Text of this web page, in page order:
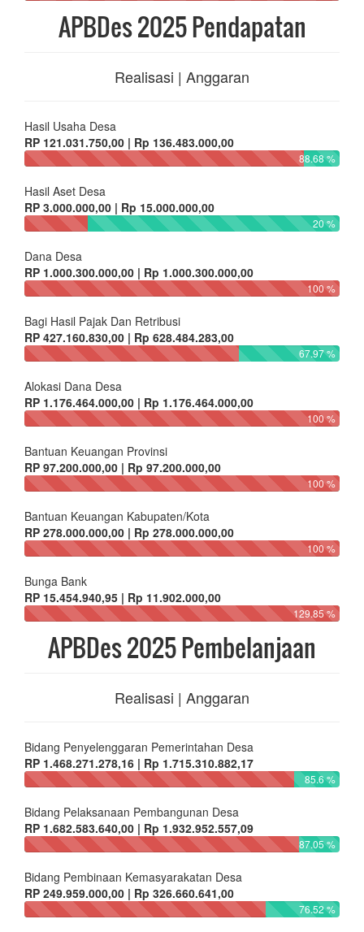
APBDes 2025 Pendapatan
Realisasi | Anggaran
Hasil Usaha Desa
RP 121.031.750,00 | Rp 136.483.000,00
88.68 %
Hasil Aset Desa
RP 3.000.000,00 | Rp 15.000.000,00
20 %
Dana Desa
RP 1.000.300.000,00 | Rp 1.000.300.000,00
100 %
Bagi Hasil Pajak Dan Retribusi
RP 427.160.830,00 | Rp 628.484.283,00
67.97 %
Alokasi Dana Desa
RP 1.176.464.000,00 | Rp 1.176.464.000,00
100 %
Bantuan Keuangan Provinsi
RP 97.200.000,00 | Rp 97.200.000,00
100 %
Bantuan Keuangan Kabupaten/Kota
RP 278.000.000,00 | Rp 278.000.000,00
100 %
Bunga Bank
RP 15.454.940,95 | Rp 11.902.000,00
129.85 %
APBDes 2025 Pembelanjaan
Realisasi | Anggaran
Bidang Penyelenggaran Pemerintahan Desa
RP 1.468.271.278,16 | Rp 1.715.310.882,17
85.6 %
Bidang Pelaksanaan Pembangunan Desa
RP 1.682.583.640,00 | Rp 1.932.952.557,09
87.05 %
Bidang Pembinaan Kemasyarakatan Desa
RP 249.959.000,00 | Rp 326.660.641,00
76.52 %